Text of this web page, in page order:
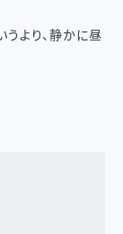
より、静かに昼